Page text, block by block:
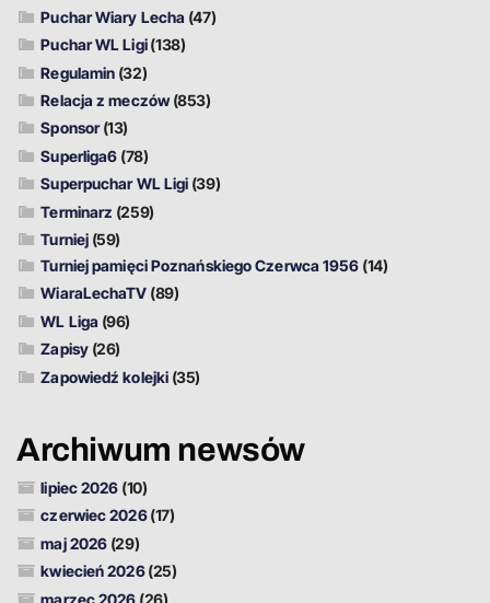
Puchar Wiary Lecha (47)
Puchar WL Ligi(138)
Regulamin (32)
Relacja z meczów(853)
Sponsor(13)
Superliga6 (78)
Superpuchar WL Ligi (39)
Terminarz (259)
Turniej (59)
Turniej pamięci Poznańskiego Czerwca 1956 (14)
WiaraLechaTV (89)
WL Liga (96)
Zapisy(26)
Zapowiedź kolejki (35)
Archiwum newsów
lipiec 2026 (10)
czerwiec 2026(17)
maj 2026 (29)
kwiecień 2026(25)
marzec 2026 (26)